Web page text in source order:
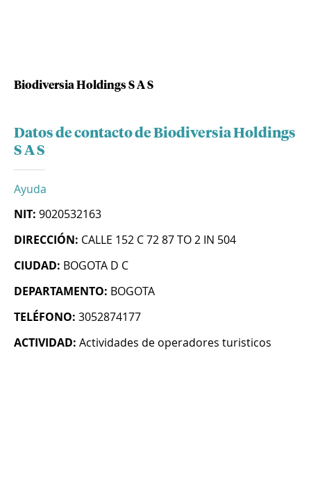
Biodiversia Holdings S A S
Datos de contacto de Biodiversia Holdings
S A S
Ayuda
NIT: 9020532163
DIRECCIÓN: CALLE 152 C 72 87 TO 2 IN 504
CIUDAD: BOGOTA D C
DEPARTAMENTO: BOGOTA
TELÉFONO: 3052874177
ACTIVIDAD: Actividades de operadores turisticos